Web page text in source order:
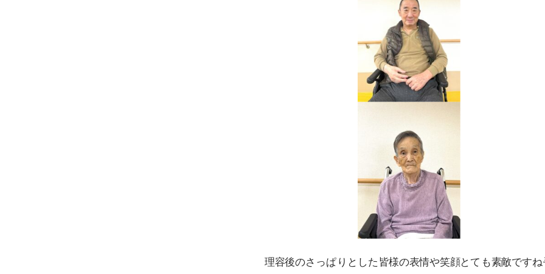
理容後のさっぱりとした皆様の表情や笑顔とても素敵ですね